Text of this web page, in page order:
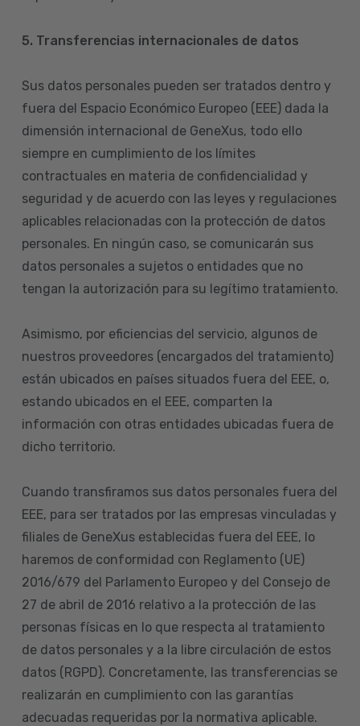
5. Transferencias internacionales de datos
Sus datos personales pueden ser tratados dentro y
fuera del Espacio Económico Europeo (EEE) dada la
dimensión internacional de GeneXus, todo ello
siempre en cumplimiento de los límites
contractuales en materia de confidencialidad y
seguridad y de acuerdo con las leyes y regulaciones
aplicables relacionadas con la protección de datos
personales. En ningún caso, se comunicarán sus
datos personales a sujetos o entidades que no
tengan la autorización para su legítimo tratamiento.
Asimismo, por eficiencias del servicio, algunos de
nuestros proveedores (encargados del tratamiento)
están ubicados en países situados fuera del EEE, o,
estando ubicados en el EEE, comparten la
información con otras entidades ubicadas fuera de
dicho territorio.
Cuando transfiramos sus datos personales fuera del
EEE, para ser tratados por las empresas vinculadas y
filiales de GeneXus establecidas fuera del EEE, lo
haremos de conformidad con Reglamento (UE)
2016/679 del Parlamento Europeo y del Consejo de
27 de abril de 2016 relativo a la protección de las
personas físicas en lo que respecta al tratamiento
de datos personales y a la libre circulación de estos
datos (RGPD). Concretamente, las transferencias se
realizarán en cumplimiento con las garantías
adecuadas requeridas por la normativa aplicable.